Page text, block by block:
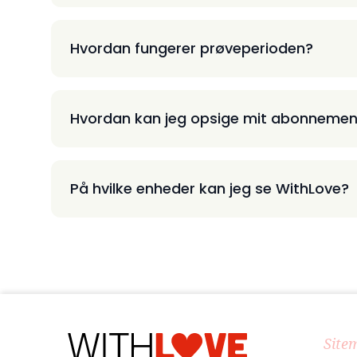
Hvordan fungerer prøveperioden?
Hvordan kan jeg opsige mit
På hvilke enheder kan jeg se WithLove?